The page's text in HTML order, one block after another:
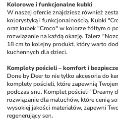
Kolorowe i funkcjonalne kubki
W naszej ofercie znajdziesz również
kolorystyką i funkcjonalnością. Kubki
oraz kubek "Croco" w kolorze żółtym o
rozwiązanie na każdą okazję. Talerz
18 cm to kolejny produkt, który warto
kuchennych dla dzieci.
Komplety pościeli – komfort i
Done by Deer to nie tylko akcesoria do
komplety pościeli, które zapewnią
podczas snu. Komplet pościeli "Dreamy
rozwiązanie dla maluchów, które cenią
wysokiej jakości materiałów, zapewni
regenerujący sen.